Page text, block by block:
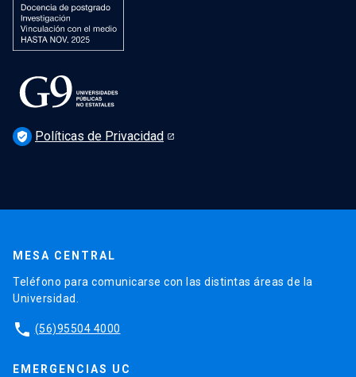
verified_user Políticas de Privacidad
MESA CENTRAL
Teléfono para comunicarse con las distintas áreas de la
Universidad.
phone (56)95504 4000
EMERGENCIAS UC